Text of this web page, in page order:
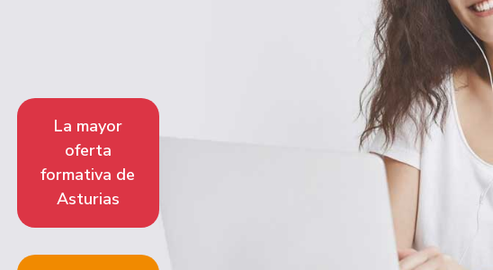
La mayor
oferta
formativa de
Asturias